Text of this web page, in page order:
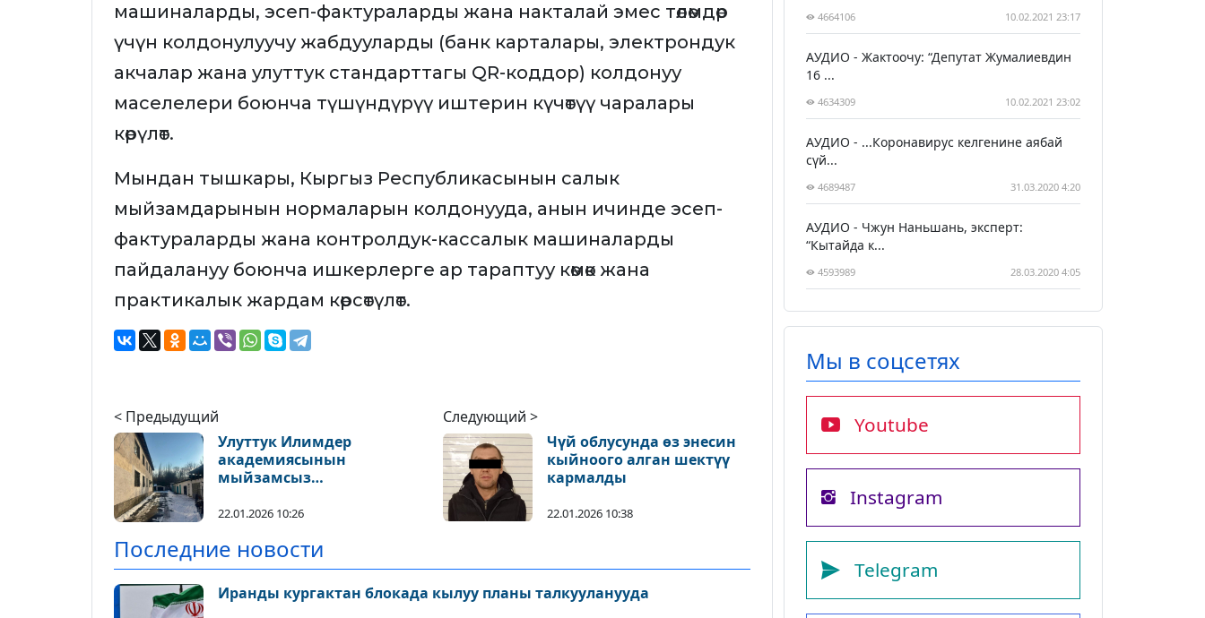
машиналарды, эсеп-фактураларды жана накталай эмес төлөмдөр
үчүн колдонулуучу жабдууларды (банк карталары, электрондук
акчалар жана улуттук стандарттагы QR-коддор) колдонуу
маселелери боюнча түшүндүрүү иштерин күчөтүү чаралары
көрүлөт.
Мындан тышкары, Кыргыз Республикасынын салык
мыйзамдарынын нормаларын колдонууда, анын ичинде эсеп-
фактураларды жана контролдук-кассалык машиналарды
пайдалануу боюнча ишкерлерге ар тараптуу көмөк жана
практикалык жардам көрсөтүлөт.
< Предыдущий
Улуттук Илимдер
академиясынын
мыйзамсыз
тилкеси мамлекетке
22.01.2026 10:26
Следующий >
Чүй облусунда өз энесин
кыйноого алган шектүү
кармалды
22.01.2026 10:38
Последние новости
Иранды кургактан блокада кылуу планы талкууланууда
4664106 10.02.2021 23:17
АУДИО - Жактоочу: “Депутат Жумалиевдин
16 ...
4634309 10.02.2021 23:02
АУДИО - ...Коронавирус келгенине аябай
сүй...
4689487 31.03.2020 4:20
АУДИО - Чжун Наньшань, эксперт:
“Кытайда к...
4593989 28.03.2020 4:05
Мы в соцсетях
Youtube
Instagram
Telegram